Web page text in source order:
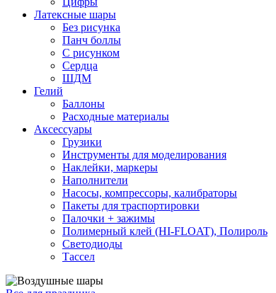
Латексные шары
Без рисунка
Панч боллы
С рисунком
Сердца
ШДМ
Гелий
Баллоны
Расходные материалы
Аксессуары
Грузики
Инструменты для моделирования
Наклейки, маркеры
Наполнители
Насосы, компрессоры, калибраторы
Пакеты для траспортировки
Палочки + зажимы
Полимерный клей (HI-FLOAT), Полироль
Светодиоды
Тассел